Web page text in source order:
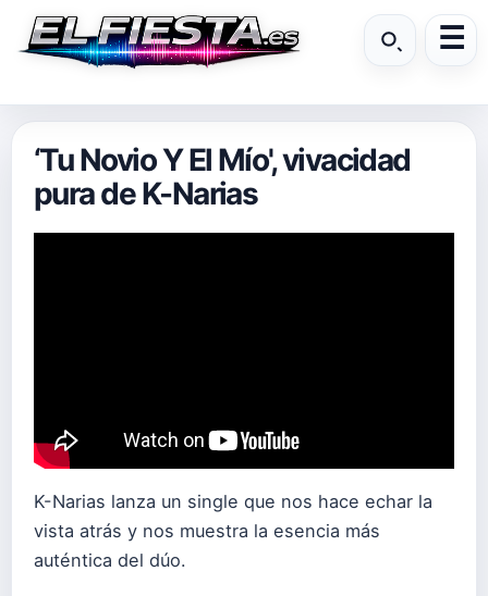
‘Tu Novio Y El Mío', vivacidad
pura de K-Narias
K-Narias lanza un single que nos hace echar la
vista atrás y nos muestra la esencia más
auténtica del dúo.